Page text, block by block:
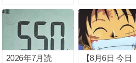
ドボックスの
設定
2026年7月読
【8月6日 今日